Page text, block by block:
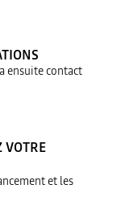
ensuite contact
VOTRE
et les